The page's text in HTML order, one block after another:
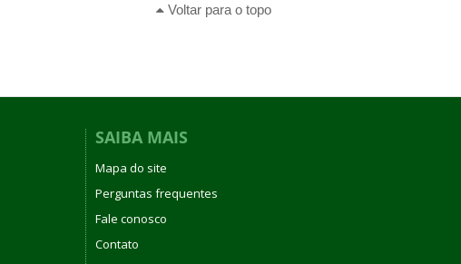
Voltar para o topo
SAIBA MAIS
Mapa do site
Perguntas frequentes
Fale conosco
Contato